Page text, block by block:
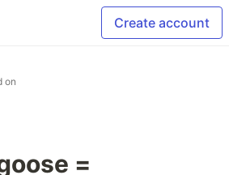
Create account
on
=